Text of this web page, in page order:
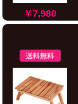
￥7,980